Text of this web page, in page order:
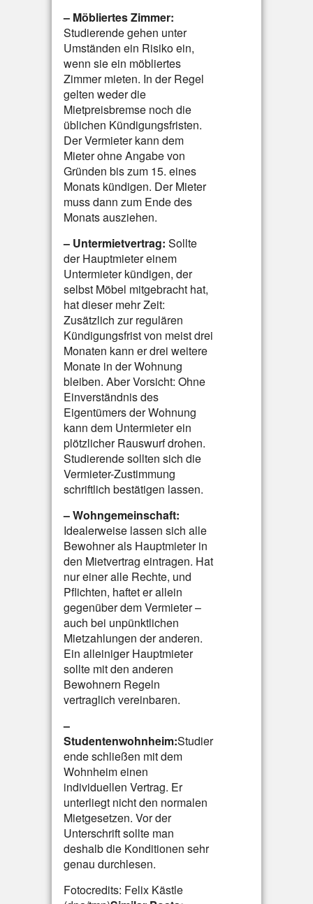
– Möbliertes Zimmer:
Studierende gehen unter
Umständen ein Risiko ein,
wenn sie ein möbliertes
Zimmer mieten. In der Regel
gelten weder die
Mietpreisbremse noch die
üblichen Kündigungsfristen.
Der Vermieter kann dem
Mieter ohne Angabe von
Gründen bis zum 15. eines
Monats kündigen. Der Mieter
muss dann zum Ende des
Monats ausziehen.
– Untermietvertrag: Sollte
der Hauptmieter einem
Untermieter kündigen, der
selbst Möbel mitgebracht hat,
hat dieser mehr Zeit:
Zusätzlich zur regulären
Kündigungsfrist von meist drei
Monaten kann er drei weitere
Monate in der Wohnung
bleiben. Aber Vorsicht: Ohne
Einverständnis des
Eigentümers der Wohnung
kann dem Untermieter ein
plötzlicher Rauswurf drohen.
Studierende sollten sich die
Vermieter-Zustimmung
schriftlich bestätigen lassen.
– Wohngemeinschaft:
Idealerweise lassen sich alle
Bewohner als Hauptmieter in
den Mietvertrag eintragen. Hat
nur einer alle Rechte, und
Pflichten, haftet er allein
gegenüber dem Vermieter –
auch bei unpünktlichen
Mietzahlungen der anderen.
Ein alleiniger Hauptmieter
sollte mit den anderen
Bewohnern Regeln
vertraglich vereinbaren.
–
Studentenwohnheim:Studier
ende schließen mit dem
Wohnheim einen
individuellen Vertrag. Er
unterliegt nicht den normalen
Mietgesetzen. Vor der
Unterschrift sollte man
deshalb die Konditionen sehr
genau durchlesen.
Fotocredits: Felix Kästle